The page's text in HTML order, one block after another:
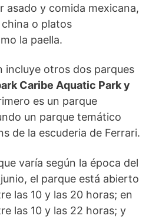
asado y comida mexicana,
o platos
la paella.
incluye otros dos parques
Caribe Aquatic Park y
es un parque
un parque temático
de la escuderia de Ferrari.
varía según la época del
el parque está abierto
las 10 y las 20 horas; en
las 10 y las 22 horas; y